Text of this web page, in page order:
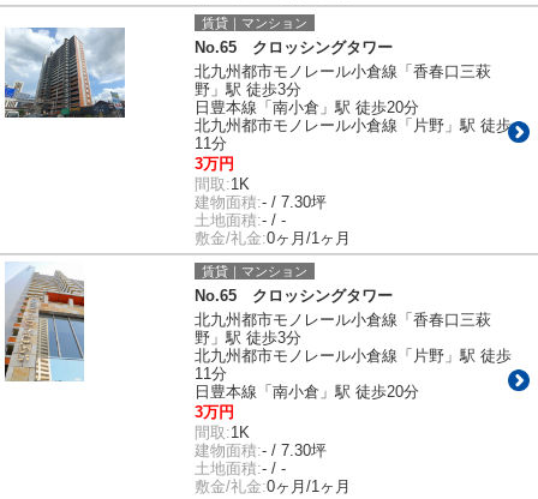
賃貸｜マンション
No.65 クロッシングタワー
北九州都市モノレール小倉線「香春口三萩
野」駅 徒歩3分
日豊本線「南小倉」駅 徒歩20分
北九州都市モノレール小倉線「片野」駅 徒歩
11分
3万円
間取:1K
建物面積:- / 7.30坪
土地面積:- / -
敷金/礼金:0ヶ月/1ヶ月
賃貸｜マンション
No.65 クロッシングタワー
北九州都市モノレール小倉線「香春口三萩
野」駅 徒歩3分
北九州都市モノレール小倉線「片野」駅 徒歩
11分
日豊本線「南小倉」駅 徒歩20分
3万円
間取:1K
建物面積:- / 7.30坪
土地面積:- / -
敷金/礼金:0ヶ月/1ヶ月